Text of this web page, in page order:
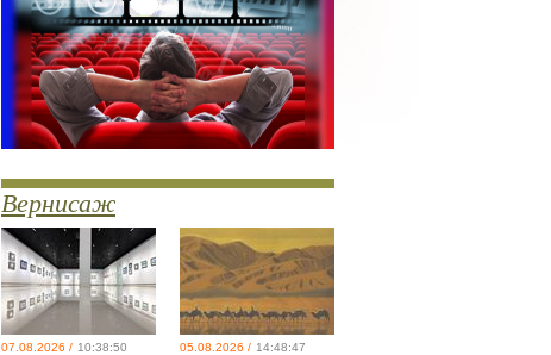
Вернисаж
07.08.2026 / 10:38:50 05.08.2026 / 14:48:47